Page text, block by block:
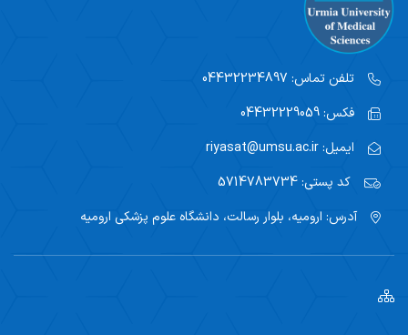
تلفن تماس:
فکس:04432229059
ایمیل:
کد پستی:
آدرس: ارومیه، بلوار رسالت، دانشگاه علوم پزشکی ارومیه